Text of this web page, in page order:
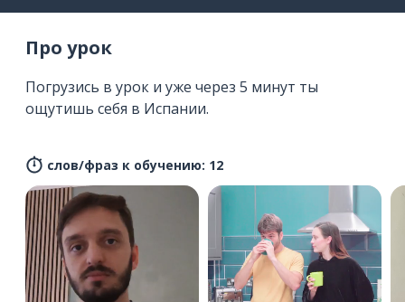
Про урок
Погрузись в урок и уже через 5 минут ты
ощутишь себя в Испании.
слов/фраз к обучению: 12